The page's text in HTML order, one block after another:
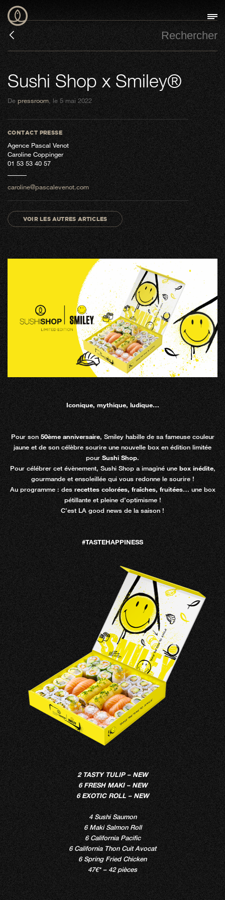
Sushi Shop x Smiley®
Depressroom, le 5 mai 2022
CONTACT PRESSE
Agence Pascal Venot
Caroline Coppinger
01 53 53 40 57
caroline@pascalevenot.com
VOIR LES AUTRES ARTICLES
Iconique, mythique, ludique…
Pour son50ème anniversaire, Smiley habille de sa fameuse couleur
jaune et de son célèbre sourire une nouvelle box en édition limitée
pour Sushi Shop.
Pour célébrer cet évènement, Sushi Shop a imaginé unebox inédite,
gourmande et ensoleillée qui vous redonne le sourire !
Au programme : des recettes colorées, fraîches, fruitées… une box
pétillante et pleine d’optimisme !
C’est LA good news de la saison !
#TASTEHAPPINESS
2 TASTY TULIP – NEW
6 FRESH MAKI – NEW
6 EXOTIC ROLL – NEW
4 Sushi Saumon
6 Maki Salmon Roll
6 California Pacific
6 California Thon Cuit Avocat
6 Spring Fried Chicken
47€* – 42 pièces